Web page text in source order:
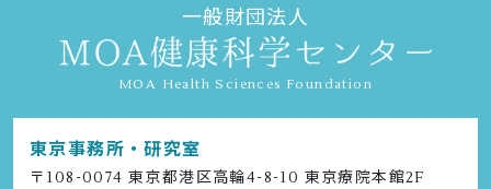
一般財団法人
MOA Health Sciences Foundation
東京事務所・研究室
〒108-0074 東京都港区⾼輪4-8-10 東京療院本館2F